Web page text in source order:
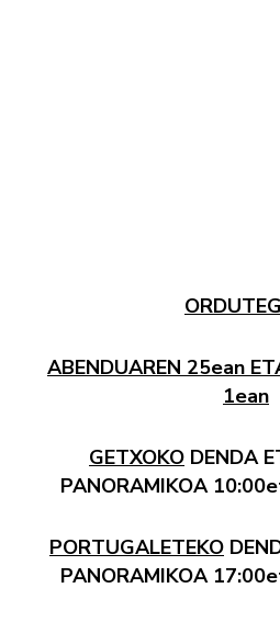
ABENDUAREN 25ean
1ean
GETXOKO DENDA
PANORAMIKOA
PORTUGALETEKO
PANORAMIKOA